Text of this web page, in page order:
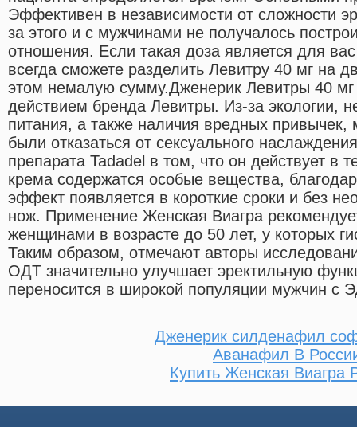
Эффективен в независимости от сложности
за этого и с мужчинами не получалось
отношения. Если такая доза является для
всегда сможете разделить Левитру 40 мг на
этом немалую сумму.Дженерик Левитры 40
действием бренда Левитры. Из-за экологии,
питания, а также наличия вредных
были отказаться от сексуального
препарата Tadadel в том, что он действует в
крема содержатся особые вещества,
эффект появляется в короткие сроки и без
нож. Применение Женская Виагра
женщинами в возрасте до 50 лет, у которых
Таким образом, отмечают авторы
OДT значительно улучшает эректильную
переносится в широкой популяции мужчин с
Дженерик силденафил
Аванафил В
Купить Женская Виагра